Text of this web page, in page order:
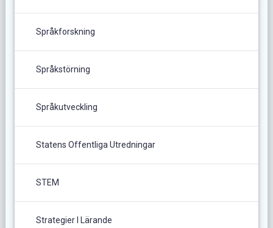
Språkforskning
Språkstörning
Språkutveckling
Statens Offentliga Utredningar
STEM
Strategier I Lärande